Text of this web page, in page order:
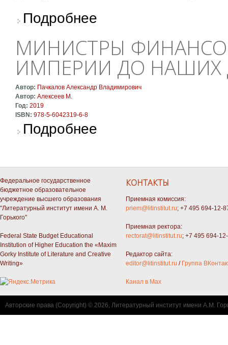
Подробнее
МИНИСТРЫ
ИМПЕРИИ ДО НАШИХ
Автор: Пачкалов Александр Владимирович
Автор: Алексеев М.
Год: 2019
ISBN: 978-5-6042319-6-8
Подробнее
Федеральное государственное
бюджетное образовательное
учреждение высшего образования
"Литературный институт имени А. М.
Горького"
Federal State Budget Educational
Institution of Higher Education the «Maxim
Gorky Institute of Literature and Creative
Writing»
КОНТАКТЫ
Приемная комиссия:
priem@litinstitut.ru; +7 495 694-12-
Приемная ректора:
rectorat@litinstitut.ru; +7 495 694-
Редактор сайта:
editor@litinstitut.ru / Группа
Канал в Max
Авторские права (Copyright) © 2026, Литературный институт имени А.М.